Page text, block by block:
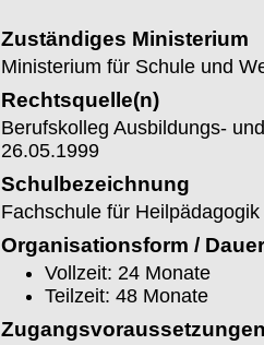
Zuständiges Ministerium
Ministerium für Schule und
Rechtsquelle(n)
Berufskolleg Ausbildungs-
26.05.1999
Schulbezeichnung
Fachschule für Heilpädagogik
Organisationsform / Dauer
Vollzeit: 24 Monate
Teilzeit: 48 Monate